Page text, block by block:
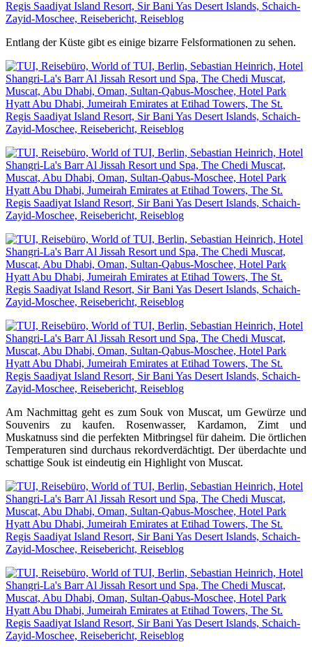
Entlang der Küste gibt es einige bizarre Felsformationen zu sehen.
Am Nachmittag geht es zum Souk von Muscat, um Gewürze und
Souvenirs zu kaufen. Rosenwasser, Kardamon, Zimt und
Muskatnuss sind die perfekten Mitbringsel für daheim. Die örtlichen
Temperaturen sind durchaus rekordverdächtigt. Der überdachte und
schattige Souk ist eindeutig ein Highlight von Muscat.